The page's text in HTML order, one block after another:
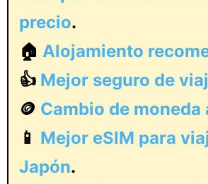
precio.
🏠 Alojamiento
👍 Mejor seguro de
🪙 Cambio de moneda
📱 Mejor eSIM para
Japón.